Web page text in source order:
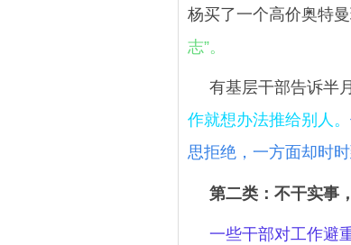
杨买了一个高价奥特
志”。
有基层干部告诉半
作就想办法推给别人。
思拒绝，一方面却时
第二类：不干实事
一些干部对工作避